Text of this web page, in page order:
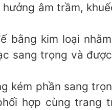
âm trầm,
bằng kim loại
sang trọng và
kém phần sang
hợp cùng trang